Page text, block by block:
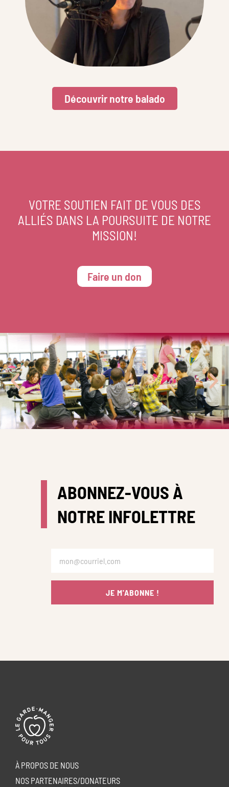
Découvrir notre balado
VOTRE SOUTIEN FAIT DE VOUS DES
ALLIÉS DANS LA POURSUITE DE NOTRE
MISSION!
Faire un don
ABONNEZ-VOUS À
NOTRE INFOLETTRE
JE M'ABONNE !
À PROPOS DE NOUS
NOS PARTENAIRES/DONATEURS